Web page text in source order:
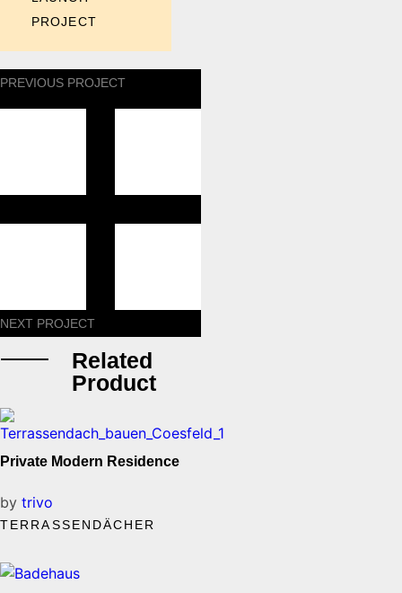
PROJECT
PREVIOUS PROJECT
NEXT PROJECT
Related
Product
Private Modern Residence
by trivo
TERRASSENDÄCHER